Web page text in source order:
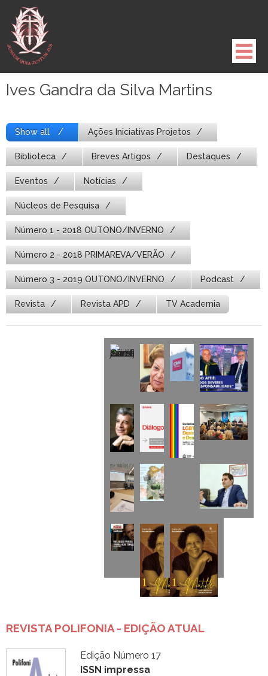
para
conteúdo
Ives Gandra da Silva Martins
Show all Ações Iniciativas Projetos
Biblioteca Breves Artigos Destaques
Eventos Notícias
Núcleos de Pesquisa
Número 1 - 2018 OUTONO/INVERNO
Número 2 - 2018 PRIMAREVA/VERÃO
Número 3 - 2019 OUTONO/INVERNO Podcast
Revista Revista APD TV Academia
REVISTA POLIFONIA - EDIÇÃO ATUAL
Edição Número 17
ISSN impressa